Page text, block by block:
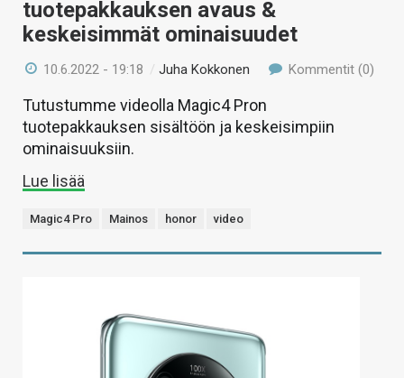
tuotepakkauksen avaus &
keskeisimmät ominaisuudet
10.6.2022 - 19:18 /Juha Kokkonen Kommentit (0)
Tutustumme videolla Magic4 Pron
tuotepakkauksen sisältöön ja keskeisimpiin
ominaisuuksiin.
Lue lisää
Magic4 Pro Mainos honor video